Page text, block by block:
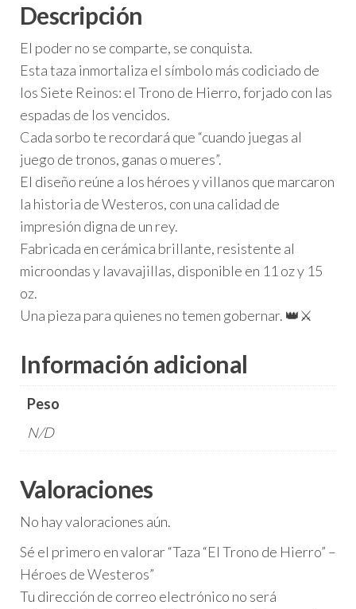
Descripción
El poder no se comparte, se conquista.
Esta taza inmortaliza el símbolo más codiciado de
los Siete Reinos: el Trono de Hierro, forjado con las
espadas de los vencidos.
Cada sorbo te recordará que “cuando juegas al
juego de tronos, ganas o mueres”.
El diseño reúne a los héroes y villanos que marcaron
la historia de Westeros, con una calidad de
impresión digna de un rey.
Fabricada en cerámica brillante, resistente al
microondas y lavavajillas, disponible en 11 oz y 15
oz.
Una pieza para quienes no temen gobernar. 👑⚔️
Información adicional
Peso
N/D
Valoraciones
No hay valoraciones aún.
Sé el primero en valorar “Taza “El Trono de Hierro” –
Héroes de Westeros”
Tu dirección de correo electrónico no será